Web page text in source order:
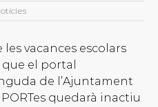
vacances escolars
el portal
de l’Ajuntament
quedarà inactiu